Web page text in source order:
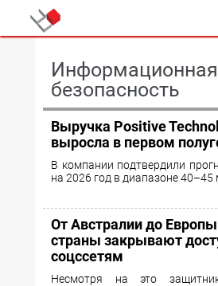
Информационная
безопасность
Выручка Positive
выросла в первом
В компании подтвердили
на 2026 год в диапазоне 40–45
От Австралии до
страны закрывают
соцссетям
Несмотря на это